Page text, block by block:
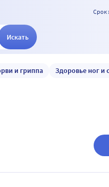
Срок
Искать
и гриппа Здоровье ног и